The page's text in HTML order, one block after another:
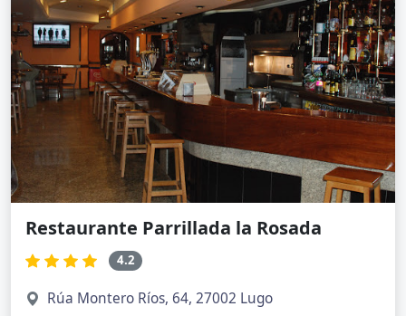
Restaurante Parrillada la Rosada
4.2
Rúa Montero Ríos, 64, 27002 Lugo